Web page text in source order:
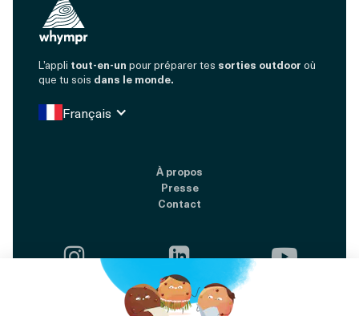
L’appli tout-en-un pour préparer tes sorties outdoor où
que tu sois dans le monde.
Français
À propos
Presse
Contact
  
